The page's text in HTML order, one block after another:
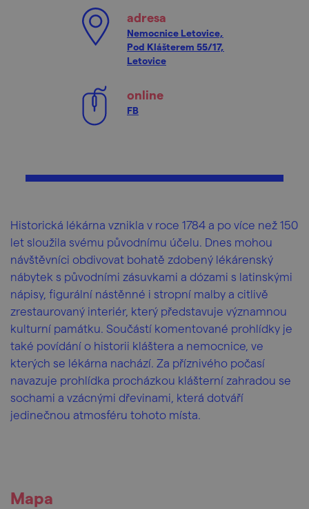
adresa
Nemocnice Letovice,
Pod Klášterem 55/17,
Letovice
online
FB
Historická lékárna vznikla v roce 1784 a po více než 150
let sloužila svému původnímu účelu. Dnes mohou
návštěvníci obdivovat bohatě zdobený lékárenský
nábytek s původními zásuvkami a dózami s latinskými
nápisy, figurální nástěnné i stropní malby a citlivě
zrestaurovaný interiér, který představuje významnou
kulturní památku. Součástí komentované prohlídky je
také povídání o historii kláštera a nemocnice, ve
kterých se lékárna nachází. Za příznivého počasí
navazuje prohlídka procházkou klášterní zahradou se
sochami a vzácnými dřevinami, která dotváří
jedinečnou atmosféru tohoto místa.
Mapa